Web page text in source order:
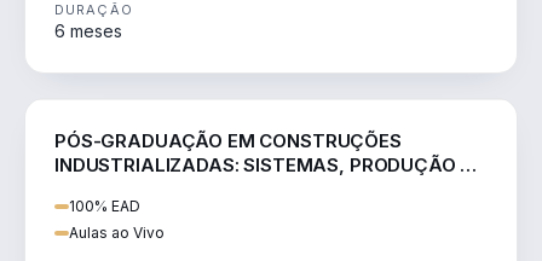
DURAÇÃO
6 meses
PÓS-GRADUAÇÃO EM CONSTRUÇÕES
INDUSTRIALIZADAS: SISTEMAS, PRODUÇÃO E
100% EAD
Aulas ao Vivo